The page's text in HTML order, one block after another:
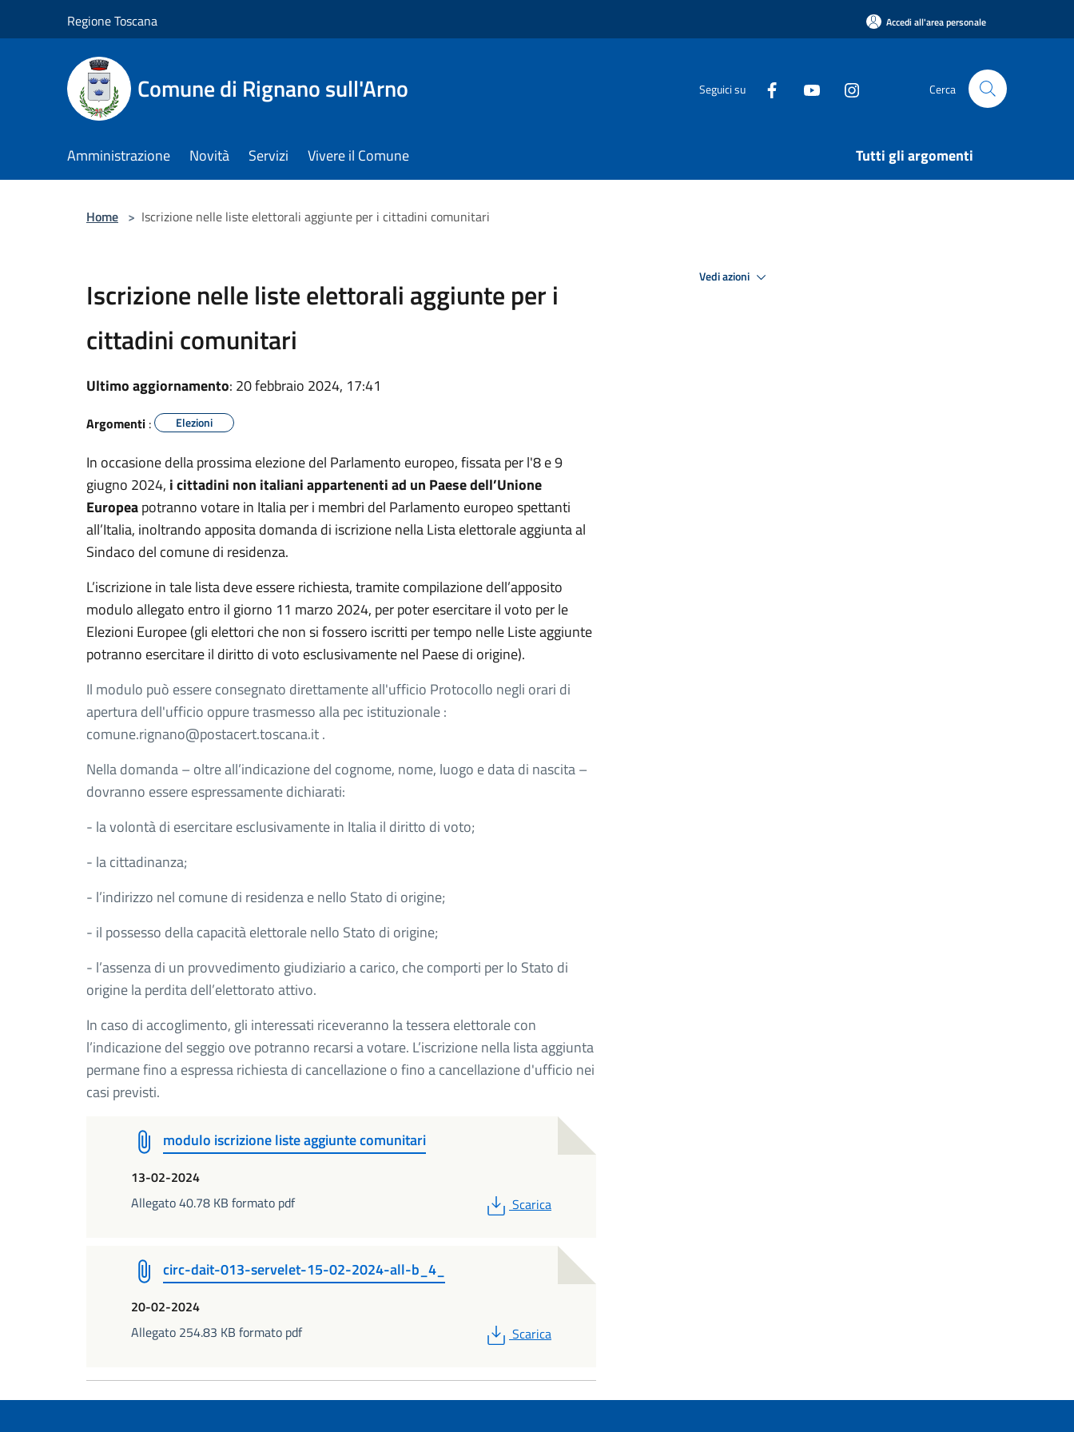
Regione Toscana Accedi all'area personale
Comune di Rignano sull'Arno Seguici su Cerca
Amministrazione Novità Servizi Vivere il Comune Tutti gli argomenti
Home > Iscrizione nelle liste elettorali aggiunte per i cittadini comunitari
Iscrizione nelle liste elettorali aggiunte per i
cittadini comunitari
Ultimo aggiornamento: 20 febbraio 2024, 17:41
Argomenti : Elezioni
In occasione della prossima elezione del Parlamento europeo, fissata per l'8 e 9
giugno 2024, i cittadini non italiani appartenenti ad un Paese dell’Unione
Europeapotranno votare in Italia per i membri del Parlamento europeo spettanti
all’Italia, inoltrando apposita domanda di iscrizione nella Lista elettorale aggiunta al
Sindaco del comune di residenza.
L’iscrizione in tale lista deve essere richiesta, tramite compilazione dell’apposito
modulo allegato entro il giorno 11 marzo 2024, per poter esercitare il voto per le
Elezioni Europee (gli elettori che non si fossero iscritti per tempo nelle Liste aggiunte
potranno esercitare il diritto di voto esclusivamente nel Paese di origine).
Il modulo può essere consegnato direttamente all'ufficio Protocollo negli orari di
apertura dell'ufficio oppure trasmesso alla pec istituzionale :
comune.rignano@postacert.toscana.it .
Nella domanda – oltre all’indicazione del cognome, nome, luogo e data di nascita –
dovranno essere espressamente dichiarati:
- la volontà di esercitare esclusivamente in Italia il diritto di voto;
- la cittadinanza;
- l’indirizzo nel comune di residenza e nello Stato di origine;
- il possesso della capacità elettorale nello Stato di origine;
- l’assenza di un provvedimento giudiziario a carico, che comporti per lo Stato di
origine la perdita dell’elettorato attivo.
In caso di accoglimento, gli interessati riceveranno la tessera elettorale con
l’indicazione del seggio ove potranno recarsi a votare. L’iscrizione nella lista aggiunta
permane fino a espressa richiesta di cancellazione o fino a cancellazione d'ufficio nei
casi previsti.
modulo iscrizione liste aggiunte comunitari
13-02-2024
Allegato 40.78 KB formato pdf
PDF
Scarica
circ-dait-013-servelet-15-02-2024-all-b_4_
20-02-2024
Allegato 254.83 KB formato pdf
PDF
Scarica
Vedi azioni